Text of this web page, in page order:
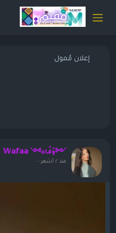
إعلان مُمول
༺وُفُاء༻ 𝕎𝕒𝕗𝕒𝕒
منذ ٢ أشهر -